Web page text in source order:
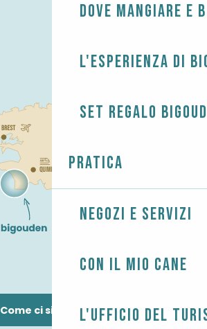
Dove mangiare e
L'esperienza di
Set regalo
Pratica
Negozi e servizi
Con il mio cane
L'Ufficio del
Come ci si arriva?